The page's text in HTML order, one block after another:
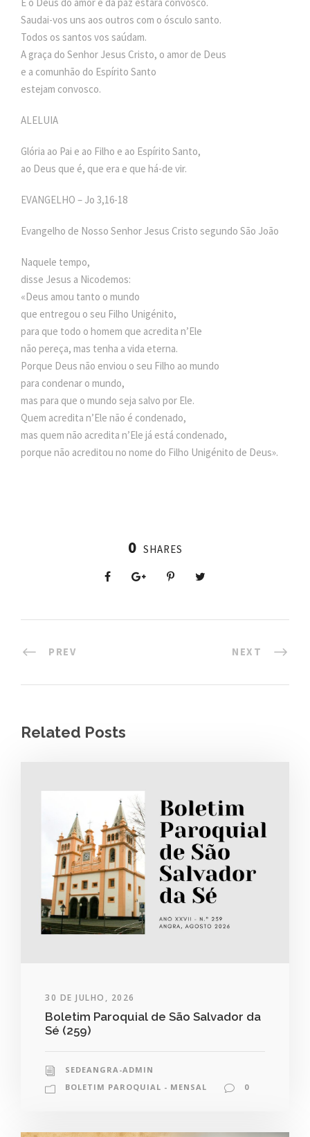
Saudai-vos uns aos outros com o ósculo santo.
Todos os santos vos saúdam.
A graça do Senhor Jesus Cristo, o amor de Deus
e a comunhão do Espírito Santo
estejam convosco.
ALELUIA
Glória ao Pai e ao Filho e ao Espírito Santo,
ao Deus que é, que era e que há-de vir.
EVANGELHO – Jo 3,16-18
Evangelho de Nosso Senhor Jesus Cristo segundo São João
Naquele tempo,
disse Jesus a Nicodemos:
«Deus amou tanto o mundo
que entregou o seu Filho Unigénito,
para que todo o homem que acredita n’Ele
não pereça, mas tenha a vida eterna.
Porque Deus não enviou o seu Filho ao mundo
para condenar o mundo,
mas para que o mundo seja salvo por Ele.
Quem acredita n’Ele não é condenado,
mas quem não acredita n’Ele já está condenado,
porque não acreditou no nome do Filho Unigénito de Deus».
0 SHARES
PREV NEXT
Related Posts
30 DE JULHO, 2026
Boletim Paroquial de São Salvador da
Sé (259)
SEDEANGRA-ADMIN
BOLETIM PAROQUIAL - MENSAL
0